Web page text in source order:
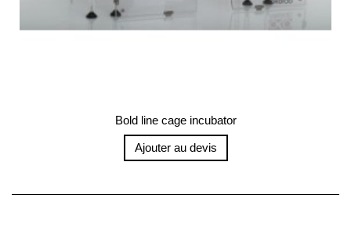
Bold line cage incubator
Ajouter au devis